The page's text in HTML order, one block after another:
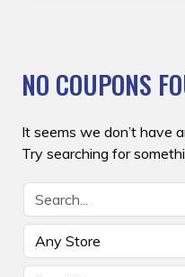
NO COUPONS
It seems we don’t have
Try searching for